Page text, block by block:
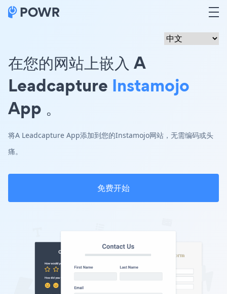
在您的网站上嵌入 A
Leadcapture Instamojo
App 。
将A Leadcapture App添加到您的Instamojo网站，无需编码或头
痛。
免费开始